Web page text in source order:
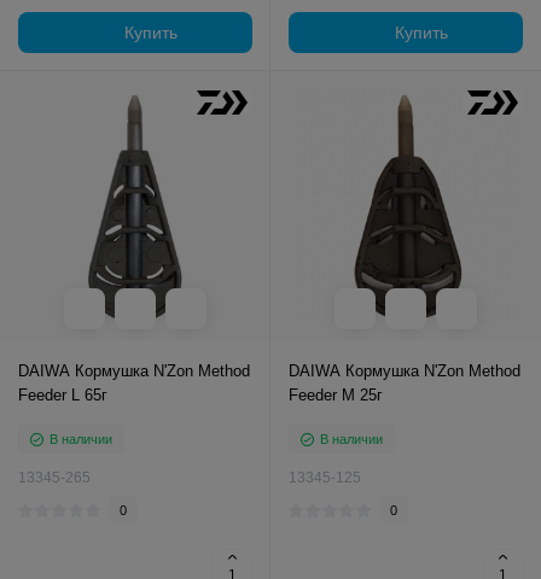
Купить Купить
DAIWA Кормушка N'Zon Method
Feeder L 65г
В наличии
13345-265
0
DAIWA Кормушка N'Zon Method
Feeder M 25г
В наличии
13345-125
0